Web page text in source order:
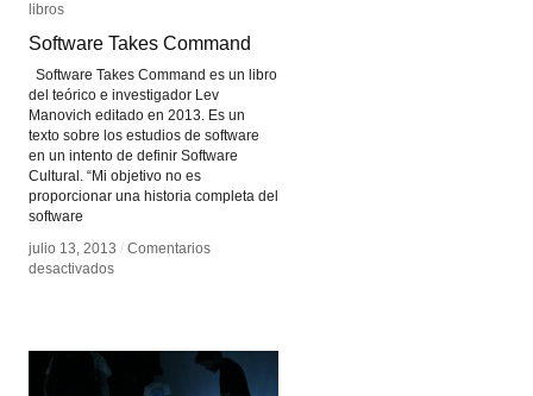
libros
Software Takes Command
Software Takes Command es un libro
del teórico e investigador Lev
Manovich editado en 2013. Es un
texto sobre los estudios de software
en un intento de definir Software
Cultural. “Mi objetivo no es
proporcionar una historia completa del
software
julio 13, 2013 / Comentarios
desactivadosen
libros
Software Takes Command
julio 13, 2013 / Comentarios
desactivadosen